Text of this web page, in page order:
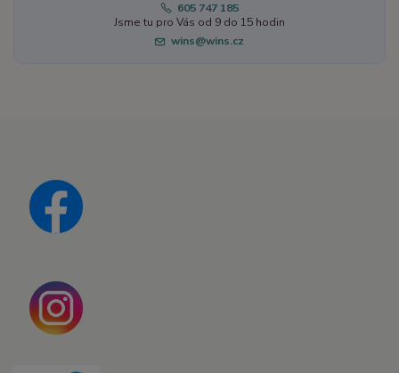
605 747 185
Jsme tu pro Vás od 9 do 15 hodin
wins@wins.cz